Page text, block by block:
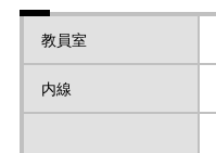
教員室
内線